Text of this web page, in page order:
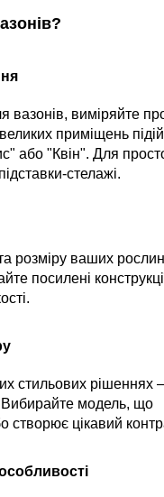
вазонів, виміряйте
приміщень
або "Квін". Для
стелажі.
розміру ваших
посилені
стильових рішеннях
Вибирайте модель, що
створює цікавий